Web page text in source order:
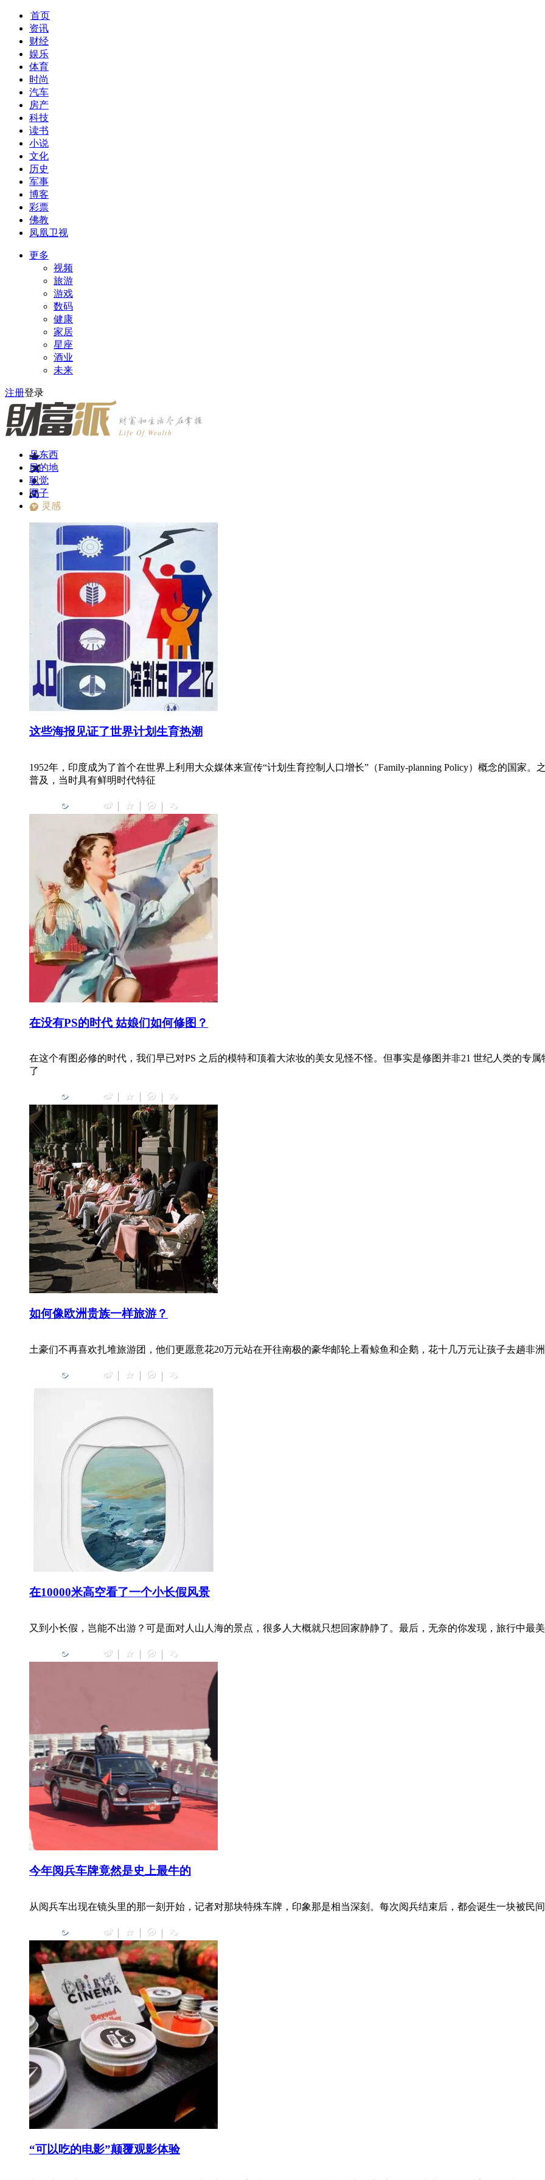
首页
资讯
财经
娱乐
体育
时尚
汽车
房产
科技
读书
小说
文化
历史
军事
博客
彩票
佛教
凤凰卫视
更多
视频
旅游
游戏
数码
健康
家居
星座
酒业
未来
注册登录
品东西
目的地
职觉
圈子
灵感
这些海报见证了世界计划生育热潮
1952年，印度成为了首个在世界上利用大众媒体来宣传“计划生育控制人口增长”（Family-planning Policy）概念的国家
普及，当时具有鲜明时代特征
在没有PS的时代 姑娘们如何修图？
在这个有图必修的时代，我们早已对PS 之后的模特和顶着大浓妆的美女见怪不怪。但事实是修图并非21 世纪人类的专
了
如何像欧洲贵族一样旅游？
土豪们不再喜欢扎堆旅游团，他们更愿意花20万元站在开往南极的豪华邮轮上看鲸鱼和企鹅，花十几万元让孩子去趟非
在10000米高空看了一个小长假风景
又到小长假，岂能不出游？可是面对人山人海的景点，很多人大概就只想回家静静了。最后，无奈的你发现，旅行中最
今年阅兵车牌竟然是史上最牛的
从阅兵车出现在镜头里的那一刻开始，记者对那块特殊车牌，印象那是相当深刻。每次阅兵结束后，都会诞生一块被民
“可以吃的电影”颠覆观影体验